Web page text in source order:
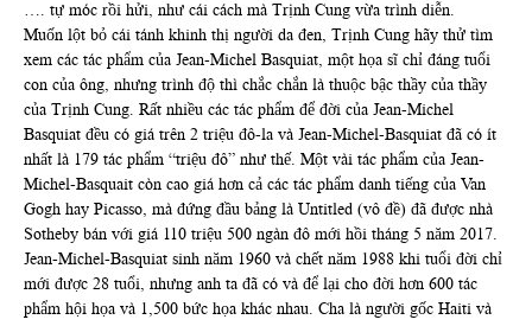
…. tự móc rồi hửi, như cái cách mà Trịnh Cung vừa trình diễn.
Muốn lột bỏ cái tánh khinh thị người da đen, Trịnh Cung hãy thử tìm
xem các tác phẩm của Jean-Michel Basquiat, một họa sĩ chỉ đáng tuổi
con của ông, nhưng trình độ thì chắc chắn là thuộc bậc thầy của thầy
của Trịnh Cung. Rất nhiều các tác phẩm để đời của Jean-Michel
Basquiat đều có giá trên 2 triệu đô-la và Jean-Michel-Basquiat đã có ít
nhất là 179 tác phẩm “triệu đô” như thế. Một vài tác phẩm của Jean-
Michel-Basquait còn cao giá hơn cả các tác phẩm danh tiếng của Van
Gogh hay Picasso, mà đứng đầu bảng là Untitled (vô đề) đã được nhà
Sotheby bán với giá 110 triệu 500 ngàn đô mới hồi tháng 5 năm 2017.
Jean-Michel-Basquiat sinh năm 1960 và chết năm 1988 khi tuổi đời chỉ
mới được 28 tuổi, nhưng anh ta đã có và để lại cho đời hơn 600 tác
phẩm hội họa và 1,500 bức họa khác nhau. Cha là người gốc Haiti và